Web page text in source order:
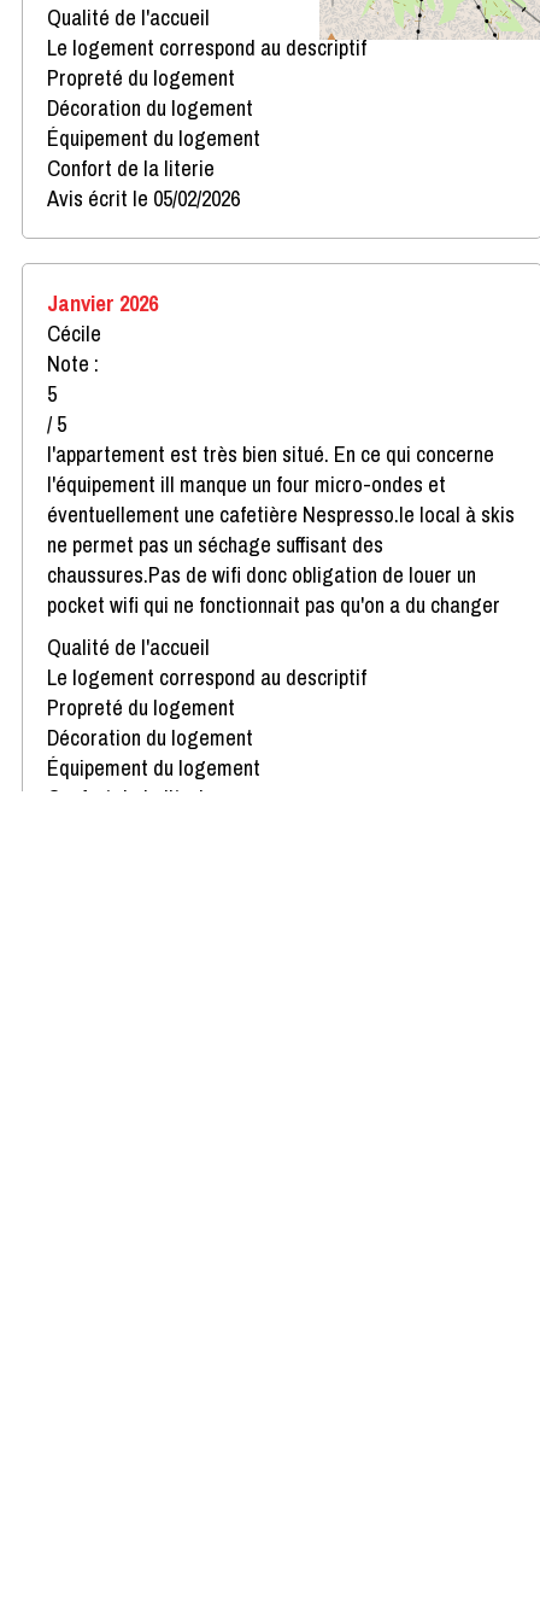
Qualité de l'accueil
Le logement correspond au descriptif
Propreté du logement
Décoration du logement
Équipement du logement
Confort de la literie
Avis écrit le 05/02/2026
Janvier 2026
Cécile
Note :
5
/ 5
l'appartement est très bien situé. En ce qui concerne
l'équipement ill manque un four micro-ondes et
éventuellement une cafetière Nespresso.le local à skis
ne permet pas un séchage suffisant des
chaussures.Pas de wifi donc obligation de louer un
pocket wifi qui ne fonctionnait pas qu'on a du changer
Qualité de l'accueil
Le logement correspond au descriptif
Propreté du logement
Décoration du logement
Équipement du logement
Confort de la literie